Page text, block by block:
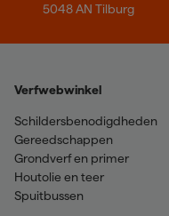
5048 AN Tilburg
Verfwebwinkel
Schildersbenodigdheden
Gereedschappen
Grondverf en primer
Houtolie en teer
Spuitbussen